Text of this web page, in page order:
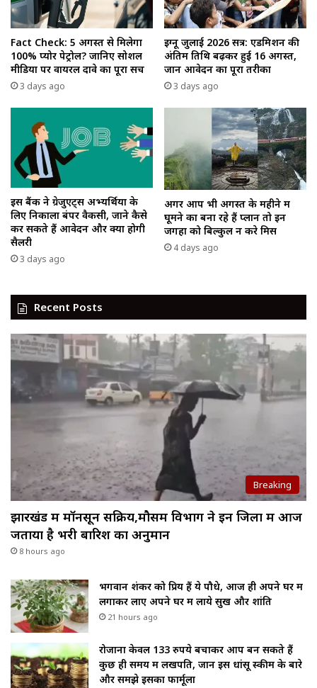
Fact Check: 5 अगस्त से मिलेगा
100% प्योर पेट्रोल? जानिए सोशल
मीडिया पर वायरल दावे का पूरा सच
3 days ago
इग्नू जुलाई 2026 सत्र: एडमिशन की
अंतिम तिथि बढ़कर हुई 16 अगस्त,
जानें आवेदन का पूरा तरीका
3 days ago
इस बैंक ने ग्रेजुएट्स अभ्यर्थियों के
लिए निकाला बंपर वैकेंसी, जाने कैसे
कर सकते हैं आवेदन और क्या होगी
सैलरी
3 days ago
अगर आप भी अगस्त के महीने में
घूमने का बना रहे हैं प्लान तो इन
जगहों को बिल्कुल न करे मिस
4 days ago
Recent Posts
Breaking
झारखंड में मॉनसून सक्रिय,मौसम विभाग ने इन जिलों में आज
जताया है भरी बारिश का अनुमान
8 hours ago
भगवान शंकर को प्रिय हैं ये पौधे, आज ही अपने घर में
लगाकर लाए अपने घर में लाये सुख और शांति
21 hours ago
रोजाना केवल 133 रुपये बचाकर आप बन सकते हैं
कुछ ही समय में लखपति, जानें इस धांसू स्कीम के बारे
और समझे इसका फार्मूला